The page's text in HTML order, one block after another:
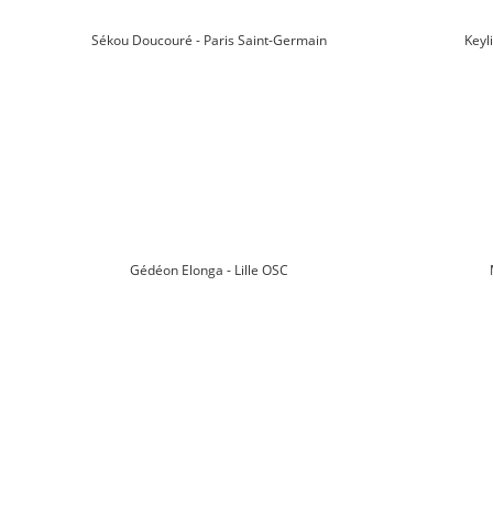
Sékou Doucouré - Paris Saint-Germain
Gédéon Elonga - Lille OSC